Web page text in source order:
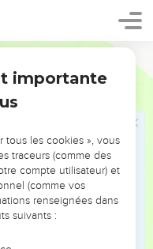
vous pas beaucoup
ajouter un instant à
du vêtement ? Etudiez
des champs : elles
lui-même, dans toute
que l'une d'elles.
qui existe
au feu, ne le fera-t-il pas
importante
tous les cookies », vous
traceurs (comme des
compte utilisateur) et
(comme vos
renseignées dans
suivants :